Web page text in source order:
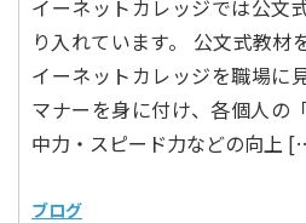
イーネットカレッジでは公文
り入れています。 公文式教材
イーネットカレッジを職場に
マナーを身に付け、各個人の
中力・スピード力などの向上
ブログ